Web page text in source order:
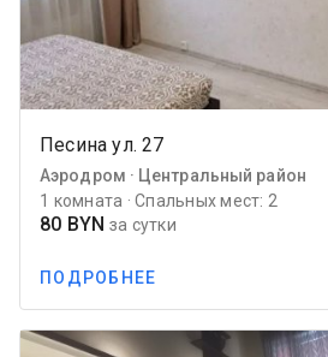
Песина ул. 27
Аэродром · Центральный район
1 комната · Спальных мест: 2
80 BYN за сутки
ПОДРОБНЕЕ